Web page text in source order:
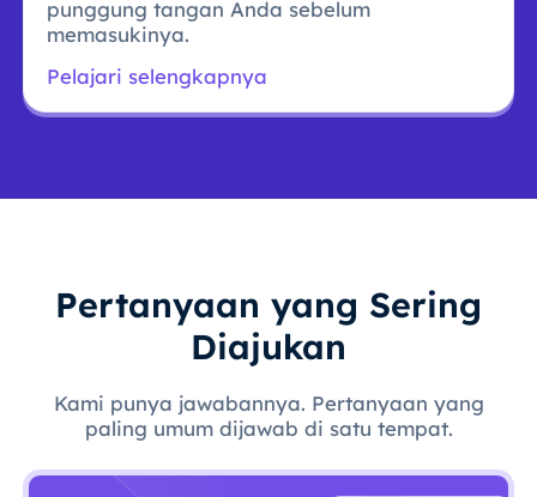
punggung tangan Anda sebelum
memasukinya.
Pelajari selengkapnya
Pertanyaan yang Sering
Diajukan
Kami punya jawabannya. Pertanyaan yang
paling umum dijawab di satu tempat.